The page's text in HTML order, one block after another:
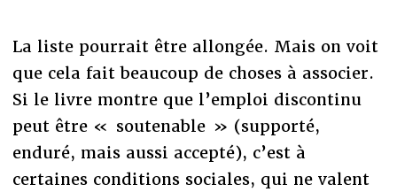
La liste pourrait être allongée. Mais on voit
que cela fait beaucoup de choses à associer.
Si le livre montre que l’emploi discontinu
peut être « soutenable » (supporté,
enduré, mais aussi accepté), c’est à
certaines conditions sociales, qui ne valent